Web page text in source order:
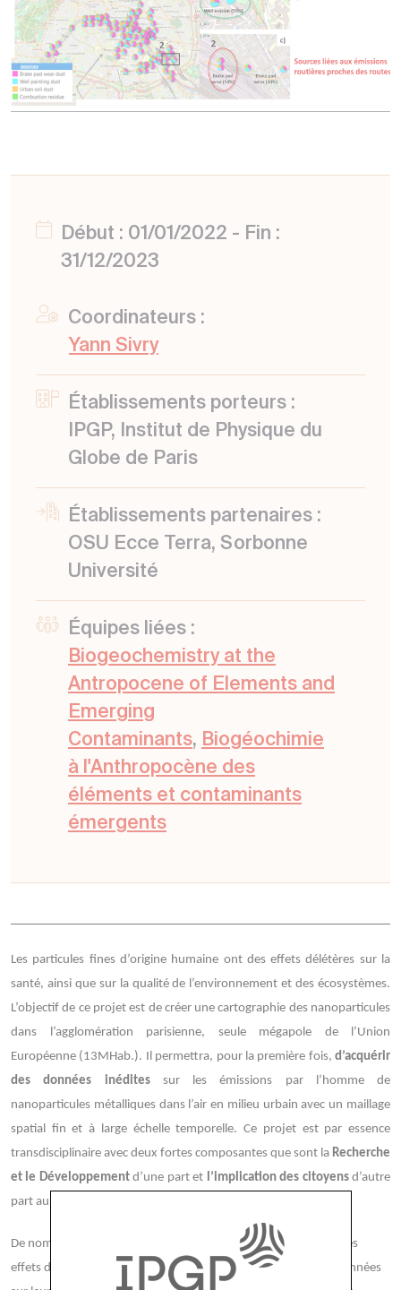
Début : 01/01/2022 - Fin :
31/12/2023
Coordinateurs :
Yann Sivry
Établissements porteurs :
IPGP, Institut de Physique du
Globe de Paris
Établissements partenaires :
OSU Ecce Terra, Sorbonne
Université
Équipes liées :
Biogeochemistry at the
Antropocene of Elements and
Emerging
Contaminants, Biogéochimie
à l'Anthropocène des
éléments et contaminants
émergents
Les particules fines d’origine humaine ont des effets délétères sur la
santé, ainsi que sur la qualité de l’environnement et des écosystèmes.
L’objectif de ce projet est de créer une cartographie des nanoparticules
dans l’agglomération parisienne, seule mégapole de l’Union
Européenne (13MHab.). Il permettra, pour la première fois, d’acquérir
des données inéditessur les émissions par l’homme de
nanoparticules métalliques dans l’air en milieu urbain avec un maillage
spatial fin et à large échelle temporelle. Ce projet est par essence
transdisciplinaire avec deux fortes composantes que sont la Recherche
et le Développementd’une part et l’implication des citoyensd’autre
part au travers d’actions de science participative.
De nombreux verrous limitent aujourd’hui la compréhension des
effets des nanoparticules sur la santé, tels que le manque de données